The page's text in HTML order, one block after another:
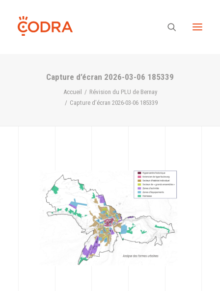
Des valeurs, une équipe
Nos références
CODRA recrute
Capture d’écran 2026-03-06 185339
Accueil
Révision du PLU de Bernay
Capture d’écran 2026-03-06 185339